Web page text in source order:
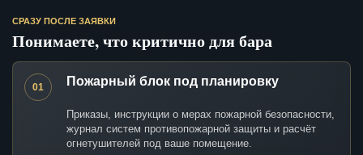
СРАЗУ ПОСЛЕ ЗАЯВКИ
Понимаете, что критично для бара
01 Пожарный блок под планировку
Приказы, инструкции о мерах пожарной безопасности,
журнал систем противопожарной защиты и расчёт
огнетушителей под ваше помещение.